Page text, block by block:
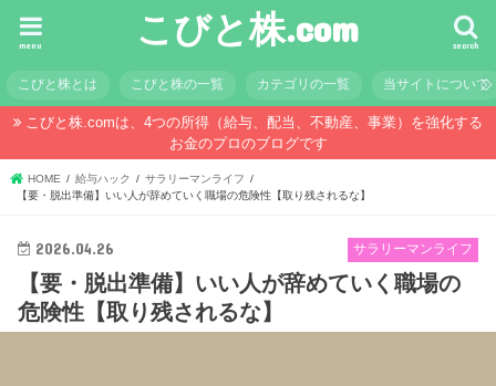
こびと株.com search
menu
こびと株とは こびと株の一覧 カテゴリの一覧 当サイトについて
こびと株.comは、4つの所得（給与、配当、不動産、事業）を強化する
お金のプロのブログです
HOME 給与ハック
サラリーマンライフ
【要・脱出準備】いい人が辞めていく職場の危険性【取り残されるな】
サラリーマンライフ
2026.04.26
【要・脱出準備】いい人が辞めていく職場の
危険性【取り残されるな】